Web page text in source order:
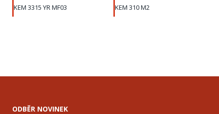
KEM 3315 YR MF03
KEM 310 M2
ODBĚR NOVINEK